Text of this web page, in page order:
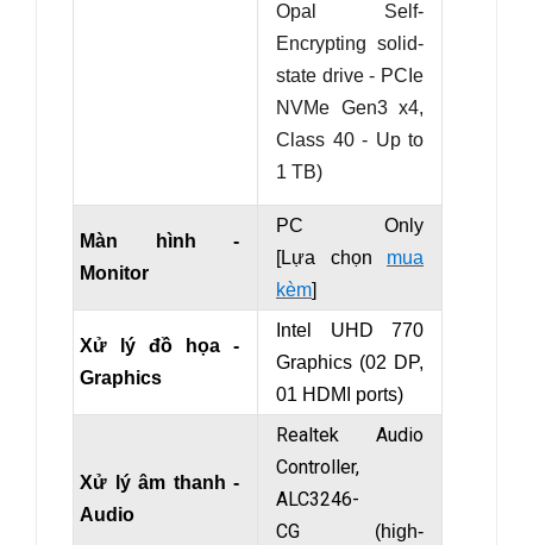
Opal Self-
Encrypting solid-
state drive - PCIe
NVMe Gen3 x4,
Class 40 - Up to
1 TB)
Màn hình -
Monitor
PC Only
[Lựa chọn mua
kèm]
Xử lý đồ họa -
Graphics
Intel UHD 770
Graphics (02 DP,
01 HDMI ports)
Xử lý âm thanh -
Audio
Realtek Audio
Controller,
ALC3246-
CG (high-